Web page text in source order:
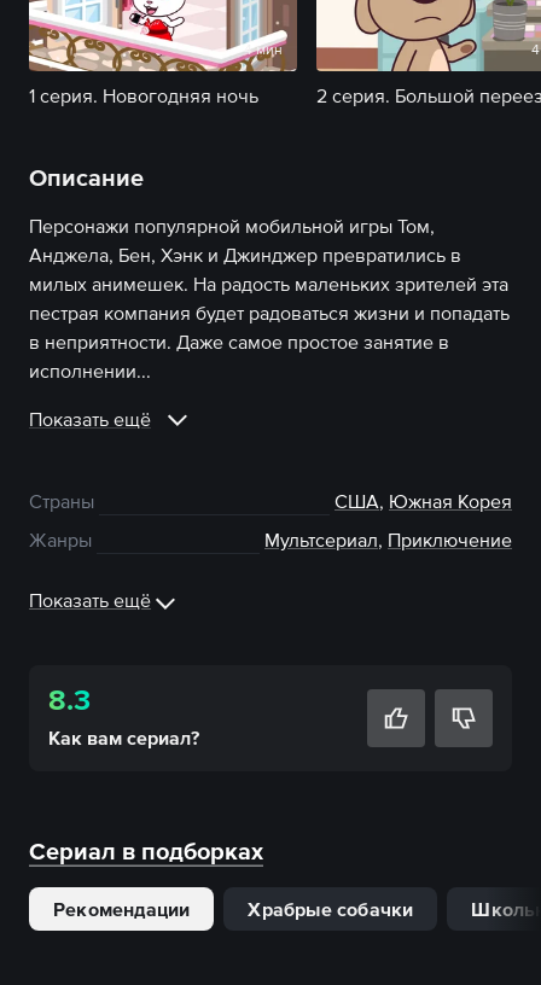
4 мин
1 серия. Новогодняя ночь 2 серия. Большой
Описание
Персонажи популярной мобильной игры Том,
Анджела, Бен, Хэнк и Джинджер превратились в
милых анимешек. На радость маленьких зрителей эта
пестрая компания будет радоваться жизни и попадать
в неприятности. Даже самое простое занятие в
исполнении...
Показать ещё
Страны США, Южная Корея
Жанры
Мультсериал, Приключение
Показать ещё
8.3
Как вам сериал?
Сериал в подборках
Рекомендации Храбрые собачки